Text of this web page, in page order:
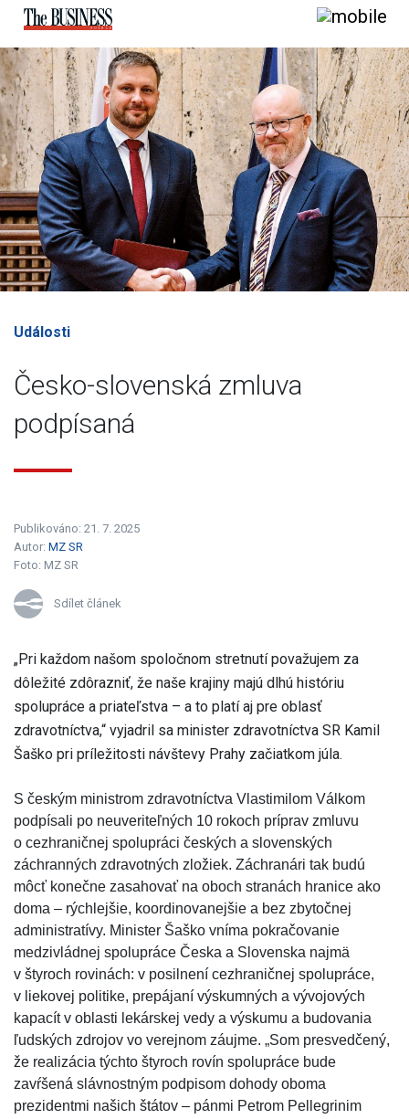
Události
Česko-slovenská zmluva
podpísaná
Publikováno: 21. 7. 2025
Autor: MZ SR
Foto: MZ SR
Sdílet článek
„Pri každom našom spoločnom stretnutí považujem za
dôležité zdôrazniť, že naše krajiny majú dlhú históriu
spolupráce a priateľstva – a to platí aj pre oblasť
zdravotníctva,“ vyjadril sa minister zdravotníctva SR Kamil
Šaško pri príležitosti návštevy Prahy začiatkom júla.
S českým ministrom zdravotníctva Vlastimilom Válkom
podpísali po neuveriteľných 10 rokoch príprav zmluvu
o cezhraničnej spolupráci českých a slovenských
záchranných zdravotných zložiek. Záchranári tak budú
môcť konečne zasahovať na oboch stranách hranice ako
doma – rýchlejšie, koordinovanejšie a bez zbytočnej
administratívy. Minister Šaško vníma pokračovanie
medzivládnej spolupráce Česka a Slovenska najmä
v štyroch rovinách: v posilnení cezhraničnej spolupráce,
v liekovej politike, prepájaní výskumných a vývojových
kapacít v oblasti lekárskej vedy a výskumu a budovania
ľudských zdrojov vo verejnom záujme. „Som presvedčený,
že realizácia týchto štyroch rovín spolupráce bude
zavŕšená slávnostným podpisom dohody oboma
prezidentmi našich štátov – pánmi Petrom Pellegrinim